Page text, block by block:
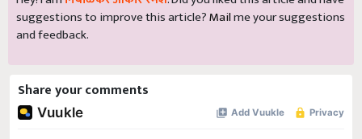
suggestions to improve this article?Mailme your suggestions
and feedback.
Share your comments